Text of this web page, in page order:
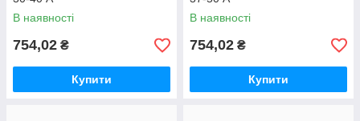
В наявності
754,02 ₴
Купити
В наявності
754,02 ₴
Купити